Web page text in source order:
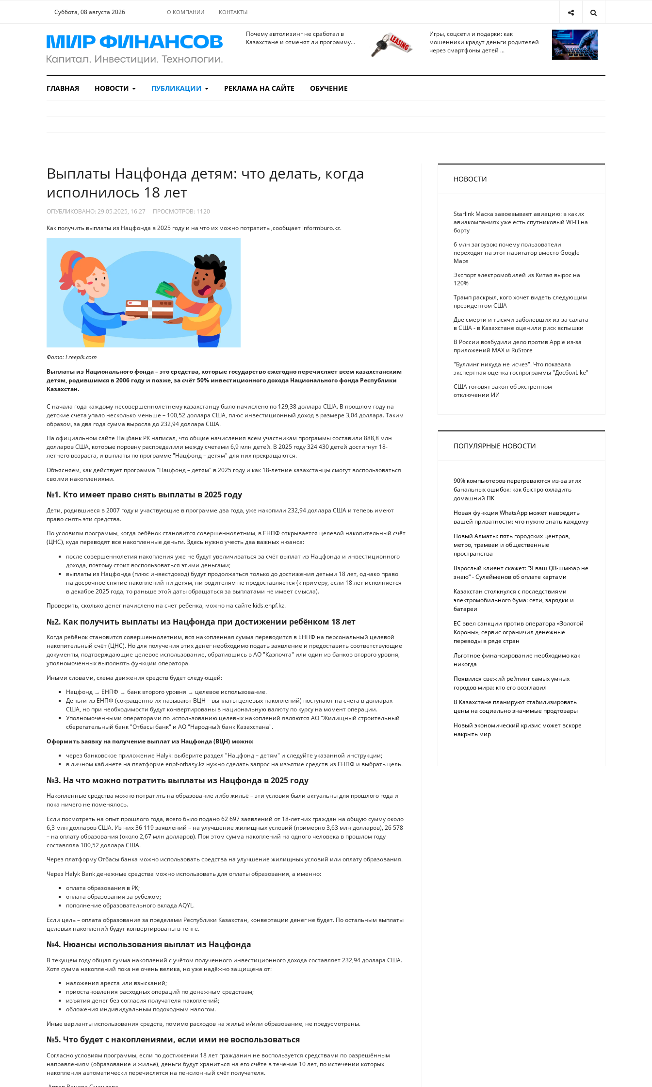
Суббота, 08 августа 2026 О КОМПАНИИ КОНТАКТЫ
Почему автолизинг не сработал в
Казахстане и отменят ли программу...
Игры, соцсети и подарки: как
мошенники крадут деньги родителей
через смартфоны детей ...
ГЛАВНАЯ НОВОСТИ ПУБЛИКАЦИИ РЕКЛАМА НА САЙТЕ ОБУЧЕНИЕ
Выплаты Нацфонда детям: что делать, когда
исполнилось 18 лет
ОПУБЛИКОВАНО: 29.05.2025, 16:27 ПРОСМОТРОВ: 1120
Как получить выплаты из Нацфонда в 2025 году и на что их можно потратить ,сообщает informburo.kz.
Фото: Freepik.com
Выплаты из Национального фонда – это средства, которые государство ежегодно перечисляет всем казахстанским
детям, родившимся в 2006 году и позже, за счёт 50% инвестиционного дохода Национального фонда Республики
Казахстан.
С начала года каждому несовершеннолетнему казахстанцу было начислено по 129,38 доллара США. В прошлом году на
детские счета упало несколько меньше – 100,52 доллара США, плюс инвестиционный доход в размере 3,04 доллара. Таким
образом, за два года сумма выросла до 232,94 доллара США.
На официальном сайте Нацбанк РК написал, что общие начисления всем участникам программы составили 888,8 млн
долларов США, которые поровну распределили между счетами 6,9 млн детей. В 2025 году 324 430 детей достигнут 18-
летнего возраста, и выплаты по программе "Нацфонд – детям" для них прекращаются.
Объясняем, как действует программа "Нацфонд – детям" в 2025 году и как 18-летние казахстанцы смогут воспользоваться
своими накоплениями.
№1. Кто имеет право снять выплаты в 2025 году
Дети, родившиеся в 2007 году и участвующие в программе два года, уже накопили 232,94 доллара США и теперь имеют
право снять эти средства.
По условиям программы, когда ребёнок становится совершеннолетним, в ЕНПФ открывается целевой накопительный счёт
(ЦНС), куда переводят все накопленные деньги. Здесь нужно учесть два важных нюанса:
после совершеннолетия накопления уже не будут увеличиваться за счёт выплат из Нацфонда и инвестиционного
дохода, поэтому стоит воспользоваться этими деньгами;
выплаты из Нацфонда (плюс инвестдоход) будут продолжаться только до достижения детьми 18 лет, однако право
на досрочное снятие накоплений ни детям, ни родителям не предоставляется (к примеру, если 18 лет исполняется
в декабре 2025 года, то раньше этой даты обращаться за выплатами не имеет смысла).
Проверить, сколько денег начислено на счёт ребёнка, можно на сайте kids.enpf.kz.
№2. Как получить выплаты из Нацфонда при достижении ребёнком 18 лет
Когда ребёнок становится совершеннолетним, вся накопленная сумма переводится в ЕНПФ на персональный целевой
накопительный счёт (ЦНС). Но для получения этих денег необходимо подать заявление и предоставить соответствующие
документы, подтверждающие целевое использование, обратившись в АО "Казпочта" или один из банков второго уровня,
уполномоченных выполнять функции оператора.
Иными словами, схема движения средств будет следующей:
Нацфонд → ЕНПФ → банк второго уровня → целевое использование.
Деньги из ЕНПФ (сокращённо их называют ВЦН – выплаты целевых накоплений) поступают на счета в долларах
США, но при необходимости будут конвертированы в национальную валюту по курсу на момент операции.
Уполномоченными операторами по использованию целевых накоплений являются АО "Жилищный строительный
сберегательный банк "Отбасы банк" и АО "Народный банк Казахстана".
Оформить заявку на получение выплат из Нацфонда (ВЦН) можно:
через банковское приложение Halyk: выберите раздел "Нацфонд – детям" и следуйте указанной инструкции;
в личном кабинете на платформе enpf-otbasy.kz нужно сделать запрос на изъятие средств из ЕНПФ и выбрать цель.
№3. На что можно потратить выплаты из Нацфонда в 2025 году
Накопленные средства можно потратить на образование либо жильё – эти условия были актуальны для прошлого года и
пока ничего не поменялось.
Если посмотреть на опыт прошлого года, всего было подано 62 697 заявлений от 18-летних граждан на общую сумму около
6,3 млн долларов США. Из них 36 119 заявлений – на улучшение жилищных условий (примерно 3,63 млн долларов), 26 578
– на оплату образования (около 2,67 млн долларов). При этом сумма накоплений на одного человека в прошлом году
составляла 100,52 доллара США.
Через платформу Отбасы банка можно использовать средства на улучшение жилищных условий или оплату образования.
Через Halyk Bank денежные средства можно использовать для оплаты образования, а именно:
оплата образования в РК;
оплата образования за рубежом;
пополнение образовательного вклада AQYL.
Если цель – оплата образования за пределами Республики Казахстан, конвертации денег не будет. По остальным выплаты
целевых накоплений будут конвертированы в тенге.
№4. Нюансы использования выплат из Нацфонда
В текущем году общая сумма накоплений с учётом полученного инвестиционного дохода составляет 232,94 доллара США.
Хотя сумма накоплений пока не очень велика, но уже надёжно защищена от:
наложения ареста или взысканий;
приостановления расходных операций по денежным средствам;
изъятия денег без согласия получателя накоплений;
обложения индивидуальным подоходным налогом.
Иные варианты использования средств, помимо расходов на жильё и/или образование, не предусмотрены.
№5. Что будет с накоплениями, если ими не воспользоваться
Согласно условиям программы, если по достижении 18 лет гражданин не воспользуется средствами по разрешённым
направлениям (образование и жильё), деньги будут храниться на его счёте в течение 10 лет, по истечении которых
накопления автоматически перечислятся на пенсионный счёт получателя.
НОВОСТИ
Starlink Маска завоевывает авиацию: в каких
авиакомпаниях уже есть спутниковый Wi-Fi на
борту
6 млн загрузок: почему пользователи
переходят на этот навигатор вместо Google
Maps
Экспорт электромобилей из Китая вырос на
120%
Трамп раскрыл, кого хочет видеть следующим
президентом США
Две смерти и тысячи заболевших из-за салата
в США - в Казахстане оценили риск вспышки
В России возбудили дело против Apple из-за
приложений MAX и RuStore
"Буллинг никуда не исчез". Что показала
экспертная оценка госпрограммы "ДосболLike"
США готовят закон об экстренном
отключении ИИ
ПОПУЛЯРНЫЕ НОВОСТИ
90% компьютеров перегреваются из-за этих
банальных ошибок: как быстро охладить
домашний ПК
Новая функция WhatsApp может навредить
вашей приватности: что нужно знать каждому
Новый Алматы: пять городских центров,
метро, трамваи и общественные
пространства
Взрослый клиент скажет: “Я ваш QR-шмюар не
знаю“ - Сулейменов об оплате картами
Казахстан столкнулся с последствиями
электромобильного бума: сети, зарядки и
батареи
ЕС ввел санкции против оператора «Золотой
Короны», сервис ограничил денежные
переводы в ряде стран
Льготное финансирование необходимо как
никогда
Появился свежий рейтинг самых умных
городов мира: кто его возглавил
В Казахстане планируют стабилизировать
цены на социально значимые продтовары
Новый экономический кризис может вскоре
накрыть мир